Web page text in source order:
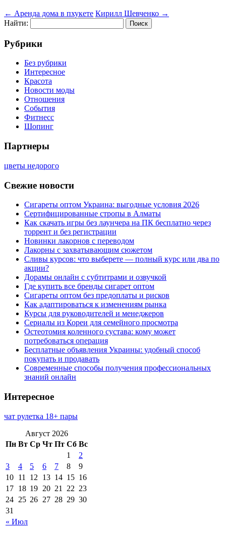
← Аренда дома в пхукете Кирилл Шевченко →
Найти:
Рубрики
Без рубрики
Интересное
Красота
Новости моды
Отношения
События
Фитнесс
Шопинг
Партнеры
цветы недорого
Свежие новости
Сигареты оптом Украина: выгодные условия 2026
Сертифицированные стропы в Алматы
Как скачать игры без лаунчера на ПК бесплатно через
торрент и без регистрации
Новинки лакорнов с переводом
Лакорны с захватывающим сюжетом
Сливы курсов: что выберете — полный курс или два по
акции?
Дорамы онлайн с субтитрами и озвучкой
Где купить все бренды сигарет оптом
Сигареты оптом без предоплаты и рисков
Как адаптироваться к изменениям рынка
Курсы для руководителей и менеджеров
Сериалы из Кореи для семейного просмотра
Остеотомия коленного сустава: кому может
потребоваться операция
Бесплатные объявления Украины: удобный способ
покупать и продавать
Современные способы получения профессиональных
знаний онлайн
Интересное
чат рулетка 18+ пары
Август 2026
Пн Вт Ср Чт Пт Сб Вс
« Июл
1
2
3
4 5 6 7 8
9
10 11 12 13 14 15 16
17 18 19 20 21 22 23
24 25 26 27 28 29 30
31